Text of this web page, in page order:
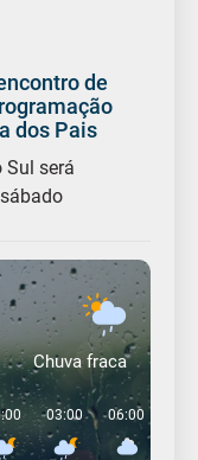
de
dos Pais
Sul será
Chuva fraca
03:00 06:00